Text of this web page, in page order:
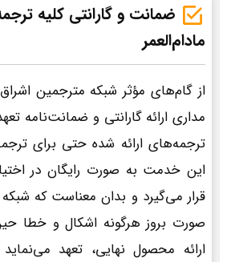
ضمانت و گارانتی کلیه
مادام‌العمر
از گام‌های مؤثر شبکه مترجمین
مداری ارائه گارانتی و ضمانت‌نامه
ترجمه‌های ارائه شده حتی برای
این خدمت به صورت رایگان در
قرار می‌گیرد و بدان معناست که
صورت بروز هرگونه اشکال و خطا
ارائه محصول نهایی، تعهد